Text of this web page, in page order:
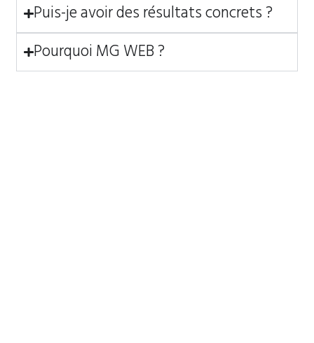
Puis-je avoir des résultats concrets ?
Pourquoi MG WEB ?